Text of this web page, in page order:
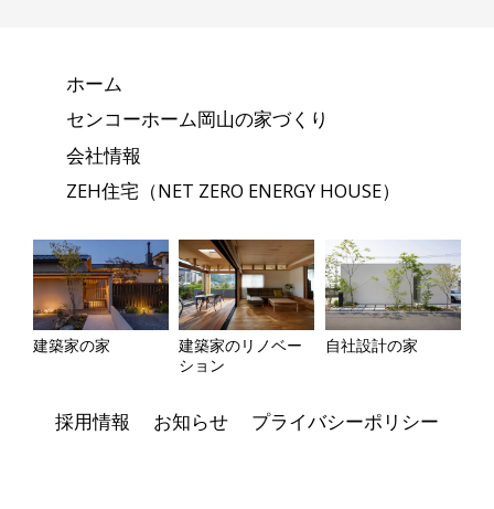
ホーム
センコーホーム岡山の家づくり
会社情報
ZEH住宅（NET ZERO ENERGY HOUSE）
建築家の家
建築家のリノベー
ション
自社設計の家
採用情報 お知らせ プライバシーポリシー